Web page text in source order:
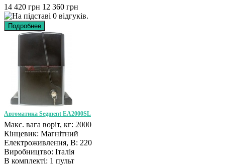
14 420 грн 12 360 грн
Автоматика Segment EA2000SL
Макс. вага воріт, кг: 2000
Кінцевик: Магнітний
Електроживлення, В: 220
Виробництво: Італія
В комплекті: 1 пульт